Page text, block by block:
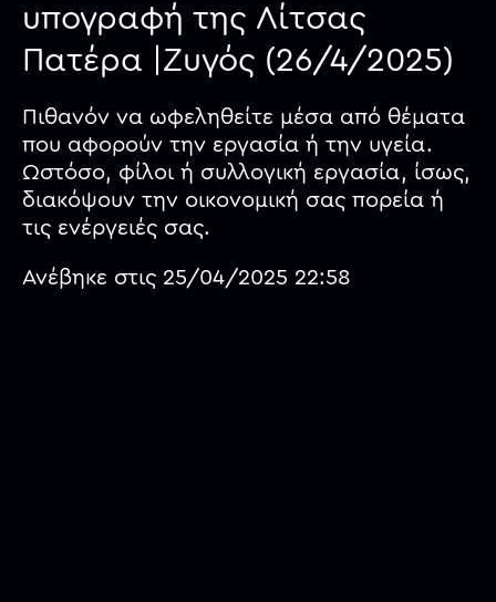
υπογραφή της Λίτσας
Πατέρα |Ζυγός (26/4/2025)
Πιθανόν να ωφεληθείτε μέσα από θέματα
που αφορούν την εργασία ή την υγεία.
Ωστόσο, φίλοι ή συλλογική εργασία, ίσως,
διακόψουν την οικονομική σας πορεία ή
τις ενέργειές σας.
Ανέβηκε στις 25/04/2025 22:58